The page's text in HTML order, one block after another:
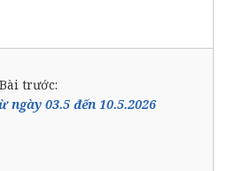
Bài trước:
ngày 03.5 đến 10.5.2026